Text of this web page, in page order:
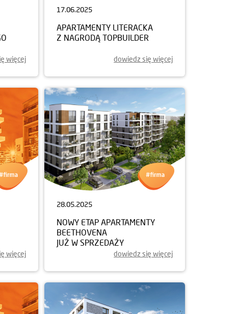
więcej
17.06.2025
APARTAMENTY LITERACKA
Z NAGRODĄ TOPBUILDER
dowiedz się więcej
więcej
28.05.2025
NOWY ETAP APARTAMENTY
BEETHOVENA
JUŻ W SPRZEDAŻY
dowiedz się więcej